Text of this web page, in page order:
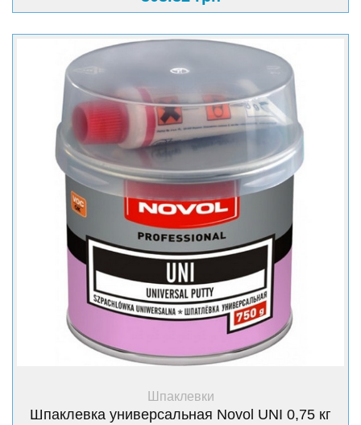
Шпаклевки
Шпаклевка универсальная Novol UNI 0,75 кг